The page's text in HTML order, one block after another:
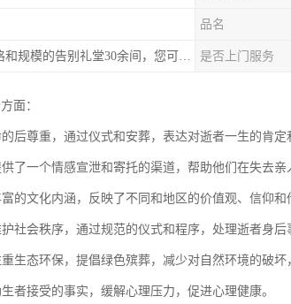
品名
提供多种风格和规模的告别礼堂30余间，您可以根据需求选择。 是否上门服务
面：
后尊重，通过仪式和安葬，表达对逝者一生的肯定
了一个情感宣泄和寄托的渠道，帮助他们在失去
的文化内涵，反映了不同和地区的价值观、信仰
社会秩序，通过规范的仪式和程序，处理逝者身
生态环保，提倡绿色殡葬，减少对自然环境的破
者接受的事实，缓解心理压力，促进心理健康。